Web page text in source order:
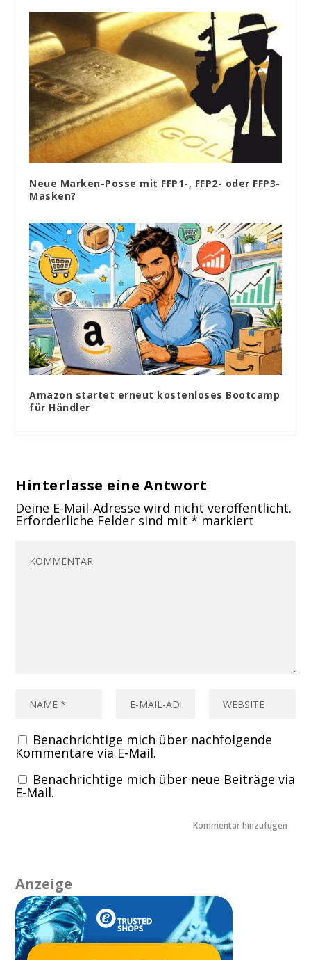
Neue Marken-Posse mit FFP1-, FFP2- oder FFP3-
Masken?
Amazon startet erneut kostenloses Bootcamp
für Händler
Hinterlasse eine Antwort
Deine E-Mail-Adresse wird nicht veröffentlicht.
Erforderliche Felder sind mit* markiert
Benachrichtige mich über nachfolgende
Kommentare via E-Mail.
Benachrichtige mich über neue Beiträge via
E-Mail.
Anzeige